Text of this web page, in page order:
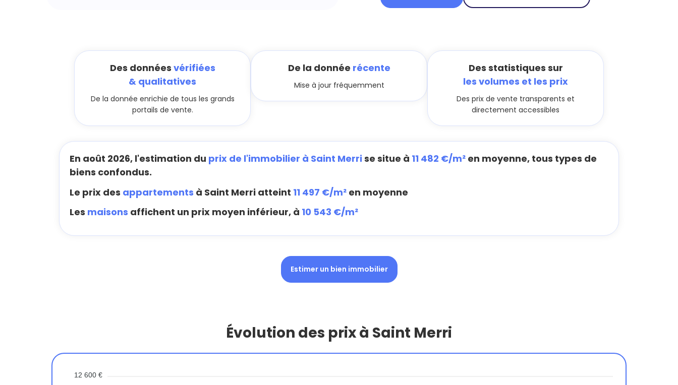
Des données vérifiées
& qualitatives
De la donnée enrichie de tous les grands
portails de vente.
De la donnée récente
Mise à jour fréquemment
Des statistiques sur
les volumes et les prix
Des prix de vente transparents et
directement accessibles
En août 2026, l'estimation du prix de l'immobilier à Saint Merri se situe à 11 482 €/m² en moyenne, tous types de
biens confondus.
Le prix des appartements à Saint Merri atteint 11 497 €/m² en moyenne
Les maisons affichent un prix moyen inférieur, à 10 543 €/m²
Estimer un bien immobilier
Évolution des prix à Saint Merri
12 600 €